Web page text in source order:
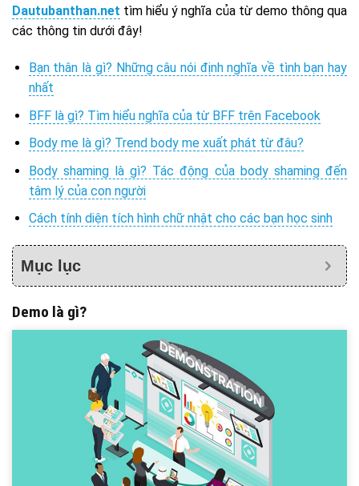
Dautubanthan.net tìm hiểu ý nghĩa của từ demo thông qua
các thông tin dưới đây!
Bạn thân là gì? Những câu nói định nghĩa về tình bạn hay
nhất
BFF là gì? Tìm hiểu nghĩa của từ BFF trên Facebook
Body me là gì? Trend body me xuất phát từ đâu?
Body shaming là gì? Tác động của body shaming đến
tâm lý của con người
Cách tính diện tích hình chữ nhật cho các bạn học sinh
Mục lục
Demo là gì?